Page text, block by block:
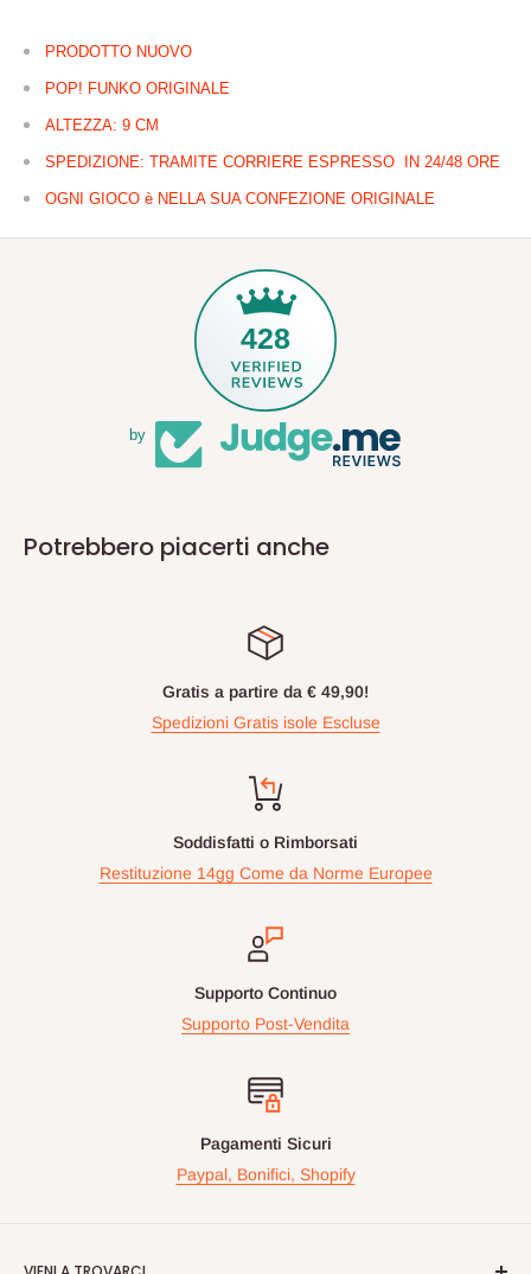
PRODOTTO NUOVO
POP! FUNKO ORIGINALE
ALTEZZA: 9 CM
SPEDIZIONE: TRAMITE CORRIERE ESPRESSO IN 24/48 ORE
OGNI GIOCO è NELLA SUA CONFEZIONE ORIGINALE
428
by
Potrebbero piacerti anche
Gratis a partire da € 49,90!
Spedizioni Gratis isole Escluse
Soddisfatti o Rimborsati
Restituzione 14gg Come da Norme Europee
Supporto Continuo
Supporto Post-Vendita
Pagamenti Sicuri
Paypal, Bonifici, Shopify